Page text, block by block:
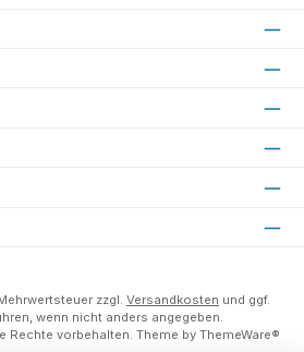
zzgl. Versandkosten und ggf.
wenn nicht anders angegeben.
Rechte vorbehalten. Theme by ThemeWare®